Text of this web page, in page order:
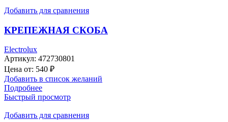
Добавить для сравнения
КРЕПЕЖНАЯ СКОБА
Electrolux
Артикул: 472730801
Цена от: 540 ₽
Добавить в список желаний
Подробнее
Быстрый просмотр
Добавить для сравнения